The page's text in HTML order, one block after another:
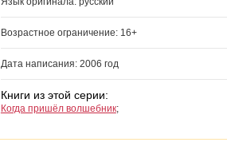
Возрастное ограничение: 16+
Дата написания: 2006 год
Книги из этой серии:
Когда пришёл волшебник;